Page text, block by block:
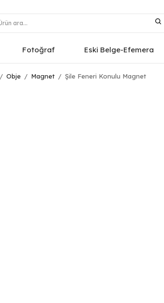
Fotoğraf Eski Belge-Efemera
/ Obje / Magnet / Şile Feneri Konulu Magnet